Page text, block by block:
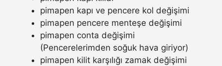
pimapen kapı ve pencere kol değişimi
pimapen pencere menteşe değişimi
pimapen conta değişimi
(Pencerelerimden soğuk hava giriyor)
pimapen kilit karşılığı zamak değişimi